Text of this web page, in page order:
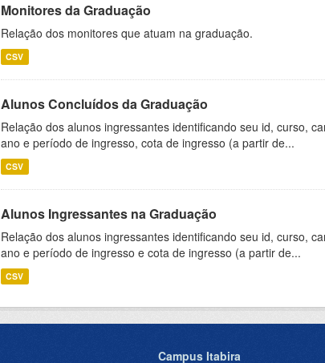
Monitores da Graduação
Relação dos monitores que atuam na graduação.
CSV
Alunos Concluídos da Graduação
Relação dos alunos ingressantes identificando seu id, curso,
ano e período de ingresso, cota de ingresso (a partir de...
CSV
Alunos Ingressantes na Graduação
Relação dos alunos ingressantes identificando seu id, curso,
ano e período de ingresso e cota de ingresso (a partir de...
CSV
Campus Itabira